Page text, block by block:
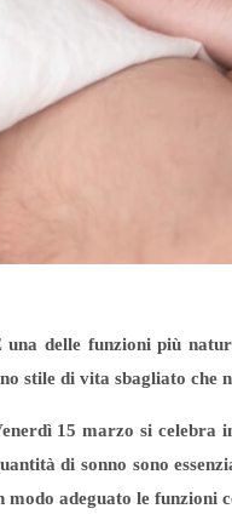
una delle funzioni più
stile di vita sbagliato che
15 marzo si celebra
di sonno sono
modo adeguato le funzioni